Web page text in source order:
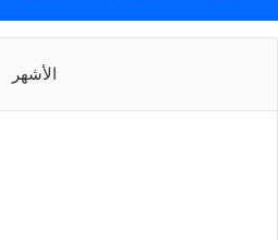
الأشهر